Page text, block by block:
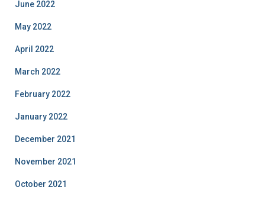
June 2022
May 2022
April 2022
March 2022
February 2022
January 2022
December 2021
November 2021
October 2021